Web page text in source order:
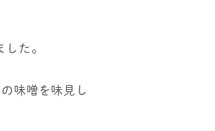
た。
味噌を味見し